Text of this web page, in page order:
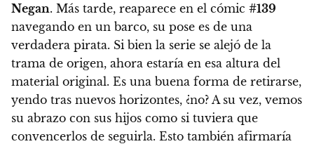
Negan. Más tarde, reaparece en el cómic #139
navegando en un barco, su pose es de una
verdadera pirata. Si bien la serie se alejó de la
trama de origen, ahora estaría en esa altura del
material original. Es una buena forma de retirarse,
yendo tras nuevos horizontes, ¿no? A su vez, vemos
su abrazo con sus hijos como si tuviera que
convencerlos de seguirla. Esto también afirmaría